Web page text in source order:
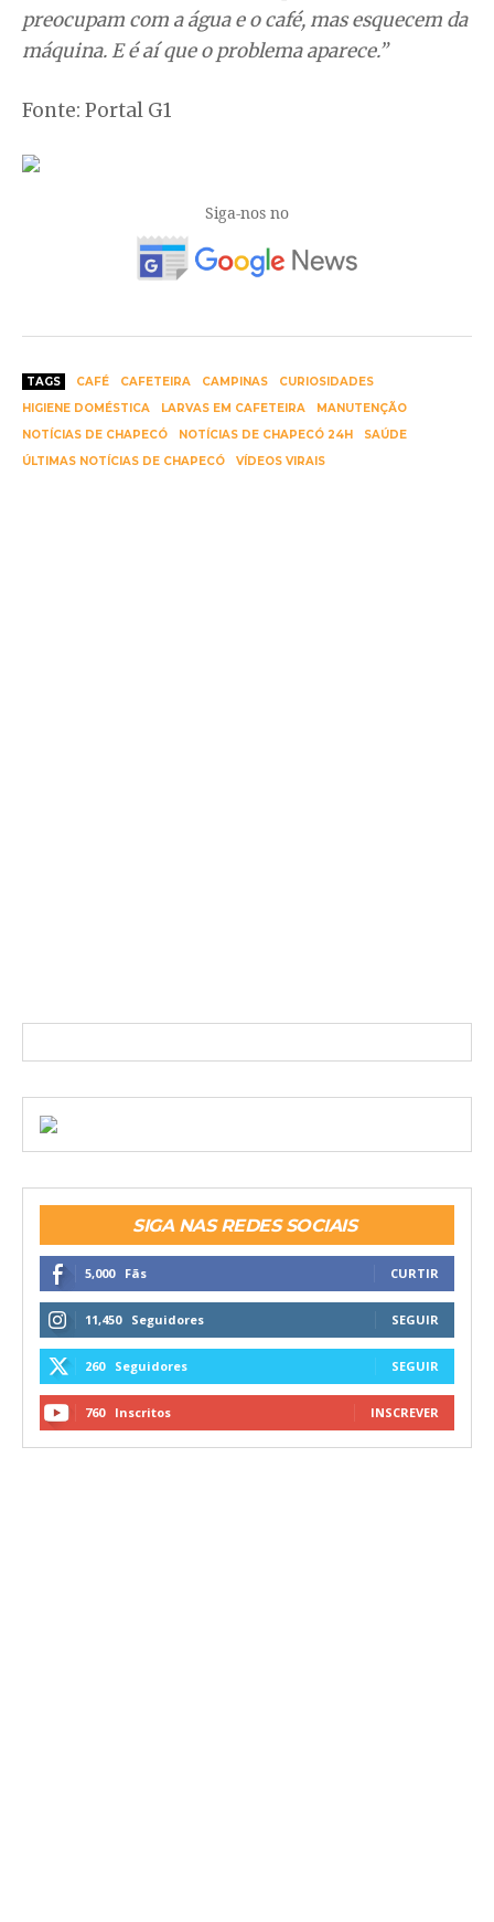
preocupam com a água e o café, mas esquecem da
máquina. E é aí que o problema aparece.”
Fonte: Portal G1
Siga-nos no
TAGS CAFÉ CAFETEIRA CAMPINAS
CURIOSIDADES
HIGIENE DOMÉSTICA
LARVAS EM CAFETEIRA
MANUTENÇÃO
NOTÍCIAS DE CHAPECÓ
NOTÍCIAS DE CHAPECÓ 24H
SAÚDE
ÚLTIMAS NOTÍCIAS DE CHAPECÓ
VÍDEOS VIRAIS
SIGA NAS REDES SOCIAIS
5,000 Fãs CURTIR
11,450 Seguidores SEGUIR
260 Seguidores SEGUIR
760 Inscritos INSCREVER